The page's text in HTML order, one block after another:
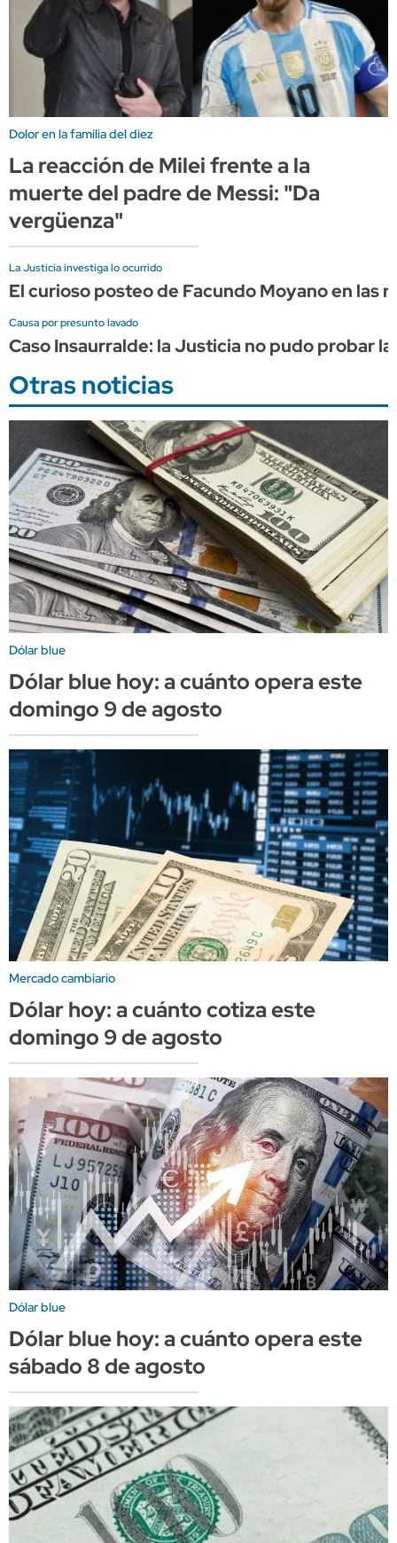
Dolor en la familia del diez
La reacción de Milei frente a la
muerte del padre de Messi: "Da
vergüenza"
La Justicia investiga lo ocurrido
El curioso posteo de Facundo Moyano en las
Causa por presunto lavado
Caso Insaurralde: la Justicia no pudo probar
Otras noticias
Dólar blue
Dólar blue hoy: a cuánto opera este
domingo 9 de agosto
Mercado cambiario
Dólar hoy: a cuánto cotiza este
domingo 9 de agosto
Dólar blue
Dólar blue hoy: a cuánto opera este
sábado 8 de agosto